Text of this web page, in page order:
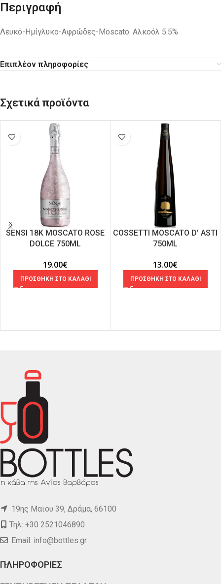
Περιγραφή
Λευκό-Ημίγλυκο-Αφρώδες-Moscato. Αλκοόλ 5.5%
Επιπλέον πληροφορίες
Σχετικά προϊόντα
SENSI 18K MOSCATO ROSE
DOLCE 750ML
19.00€
ΠΡΟΣΘΗΚΗ ΣΤΟ ΚΑΛΑΘΙ
COSSETTI MOSCATO D’ ASTI
750ML
13.00€
ΠΡΟΣΘΗΚΗ ΣΤΟ ΚΑΛΑΘΙ
19ης Μαϊου 39, Δράμα, 66100
Τηλ: +30 2521046890
Email: info@bottles.gr
ΠΛΗΡΟΦΟΡΙΕΣ